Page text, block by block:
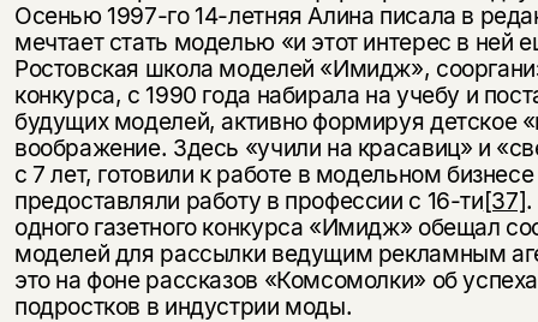
Осенью 1997-го 14-летняя Алина писала в
мечтает стать моделью «и этот интерес в ней
Ростовская школа моделей «Имидж»,
конкурса, с 1990 года набирала на учебу и
будущих моделей, активно формируя детское
воображение. Здесь «учили на красавиц» и
с 7 лет, готовили к работе в модельном
предоставляли работу в профессии с 16-ти[37]
одного газетного конкурса «Имидж» обещал
моделей для рассылки ведущим рекламным
это на фоне рассказов «Комсомолки» об
подростков в индустрии моды.